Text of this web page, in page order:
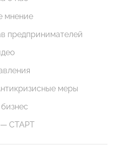
мнение
предпринимателей
меры
СТАРТ